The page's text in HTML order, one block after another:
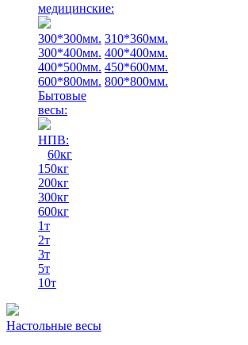
медицинские:
300*300мм. 310*360мм.
300*400мм. 400*400мм.
400*500мм. 450*600мм.
600*800мм. 800*800мм.
Бытовые
весы:
НПВ:
60кг
150кг
200кг
300кг
600кг
1т
2т
3т
5т
10т
Настольные весы